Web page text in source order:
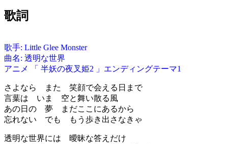
歌詞
歌手: Little Glee Monster
曲名: 透明な世界
アニメ 「 半妖の夜叉姫2 」エンディングテーマ1
さよなら また 笑顔で会える日まで
言葉は いま 空と舞い散る風
あの日の 夢 まだここにあるから
忘れない でも もう歩き出さなきゃ
透明な世界には 曖昧な答えだけ